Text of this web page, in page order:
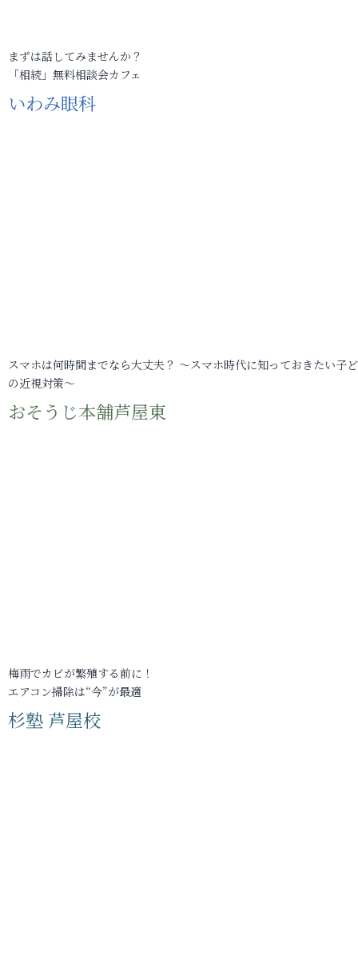
まずは話してみませんか？
「相続」無料相談会カフェ
いわみ眼科
スマホは何時間までなら大丈夫？ ～スマホ時代に知っておきたい子
の近視対策～
おそうじ本舗芦屋東
梅雨でカビが繁殖する前に！
エアコン掃除は“今”が最適
杉塾 芦屋校